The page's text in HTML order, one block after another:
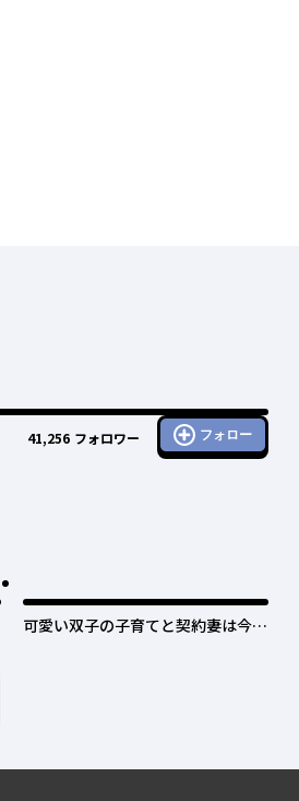
41,256 フォロワー フォロー
可愛い双子の子育てと契約妻は今日